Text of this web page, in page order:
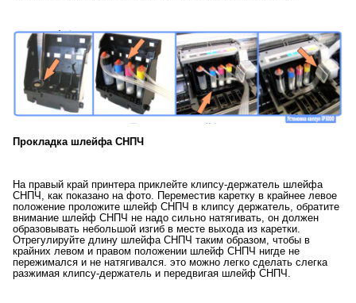
Прокладка шлейфа СНПЧ
На правый край принтера приклейте клипсу-держатель шлейфа
СНПЧ, как показано на фото. Переместив каретку в крайнее левое
положение проложите шлейф СНПЧ в клипсу держатель, обратите
внимание шлейф СНПЧ не надо сильно натягивать, он должен
образовывать небольшой изгиб в месте выхода из каретки.
Отрегулируйте длину шлейфа СНПЧ таким образом, чтобы в
крайних левом и правом положении шлейф СНПЧ нигде не
пережимался и не натягивался. это можно легко сделать слегка
разжимая клипсу-держатель и передвигая шлейф СНПЧ.